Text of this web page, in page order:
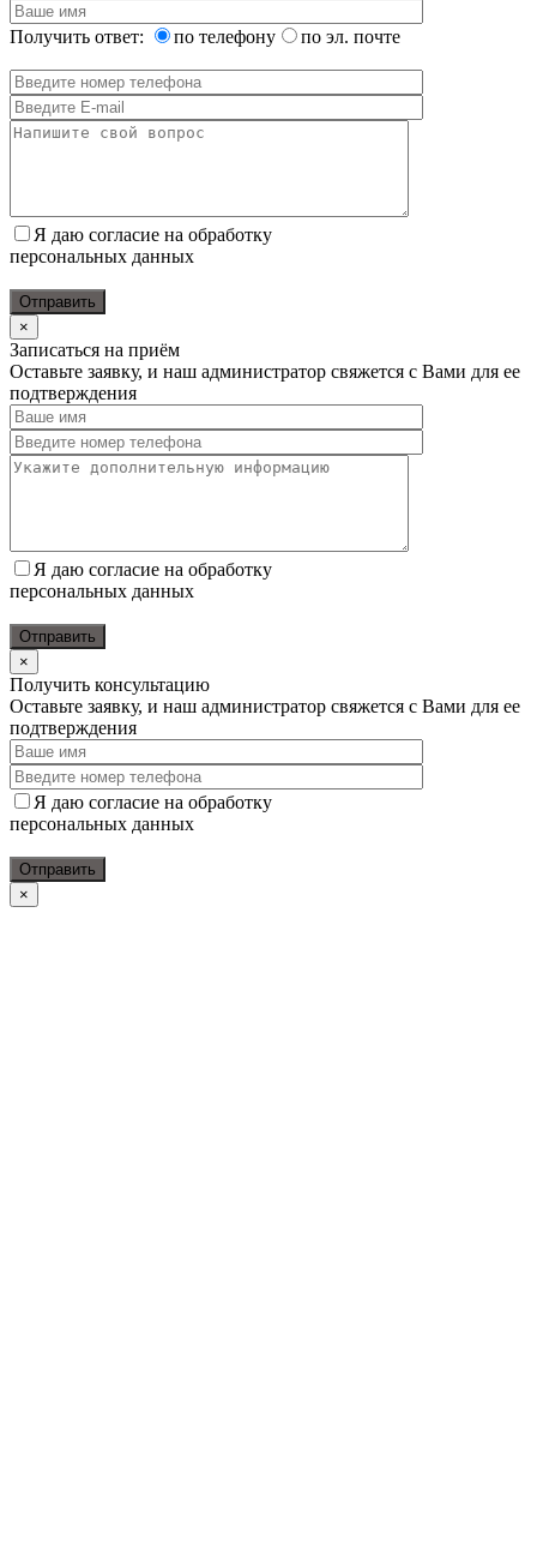
Получить ответ: по телефону по эл. почте
Я даю согласие на обработку
персональных данных
×
Записаться на приём
Оставьте заявку, и наш администратор свяжется с Вами для ее
подтверждения
Я даю согласие на обработку
персональных данных
×
Получить консультацию
Оставьте заявку, и наш администратор свяжется с Вами для ее
подтверждения
Я даю согласие на обработку
персональных данных
×